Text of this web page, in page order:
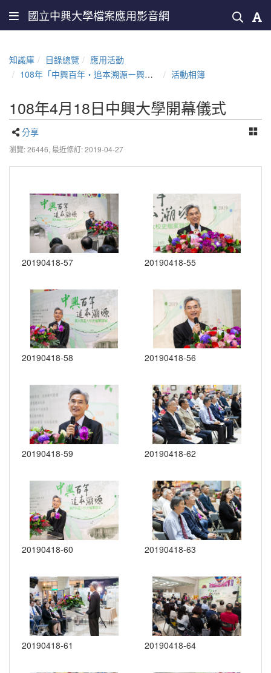
國立中興大學檔案應用影音網
知識庫 目錄總覽
應用活動
108年「中興百年‧追本溯源ー興大與臺大校史檔案聯展」
活動相簿
108年4月18日中興大學開幕儀式
分享
瀏覽: 26446, 最近修訂: 2019-04-27
20190418-57 20190418-55
20190418-58 20190418-56
20190418-59 20190418-62
20190418-60 20190418-63
20190418-61 20190418-64